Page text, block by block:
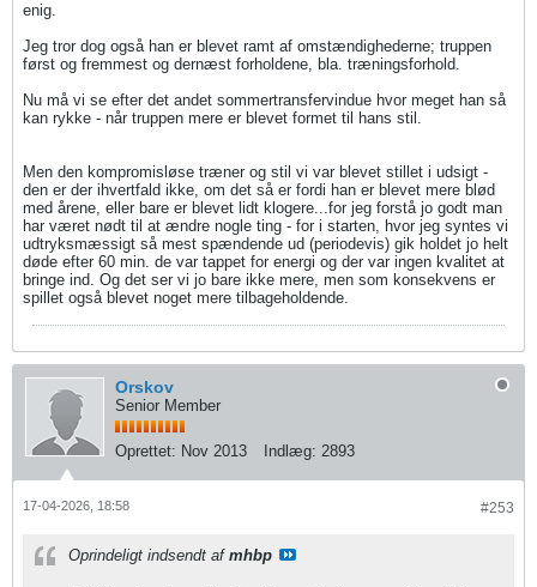
enig.
Jeg tror dog også han er blevet ramt af omstændighederne; truppen
først og fremmest og dernæst forholdene, bla. træningsforhold.
Nu må vi se efter det andet sommertransfervindue hvor meget han så
kan rykke - når truppen mere er blevet formet til hans stil.
Men den kompromisløse træner og stil vi var blevet stillet i udsigt -
den er der ihvertfald ikke, om det så er fordi han er blevet mere blød
med årene, eller bare er blevet lidt klogere...for jeg forstå jo godt man
har været nødt til at ændre nogle ting - for i starten, hvor jeg syntes vi
udtryksmæssigt så mest spændende ud (periodevis) gik holdet jo helt
døde efter 60 min. de var tappet for energi og der var ingen kvalitet at
bringe ind. Og det ser vi jo bare ikke mere, men som konsekvens er
spillet også blevet noget mere tilbageholdende.
Orskov
Senior Member
Oprettet: Nov 2013 Indlæg: 2893
#253
17-04-2026, 18:58
Oprindeligt indsendt af mhbp